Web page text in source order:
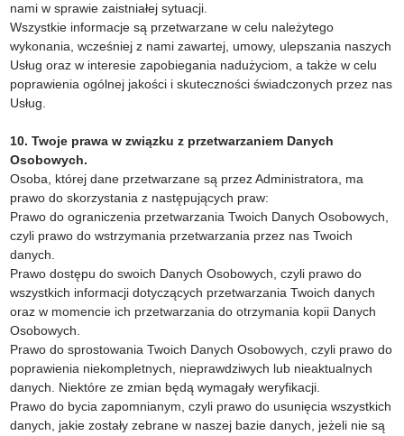
nami w sprawie zaistniałej sytuacji.
Wszystkie informacje są przetwarzane w celu należytego
wykonania, wcześniej z nami zawartej, umowy, ulepszania naszych
Usług oraz w interesie zapobiegania nadużyciom, a także w celu
poprawienia ogólnej jakości i skuteczności świadczonych przez nas
Usług.
10. Twoje prawa w związku z przetwarzaniem Danych
Osobowych.
Osoba, której dane przetwarzane są przez Administratora, ma
prawo do skorzystania z następujących praw:
Prawo do ograniczenia przetwarzania Twoich Danych Osobowych,
czyli prawo do wstrzymania przetwarzania przez nas Twoich
danych.
Prawo dostępu do swoich Danych Osobowych, czyli prawo do
wszystkich informacji dotyczących przetwarzania Twoich danych
oraz w momencie ich przetwarzania do otrzymania kopii Danych
Osobowych.
Prawo do sprostowania Twoich Danych Osobowych, czyli prawo do
poprawienia niekompletnych, nieprawdziwych lub nieaktualnych
danych. Niektóre ze zmian będą wymagały weryfikacji.
Prawo do bycia zapomnianym, czyli prawo do usunięcia wszystkich
danych, jakie zostały zebrane w naszej bazie danych, jeżeli nie są